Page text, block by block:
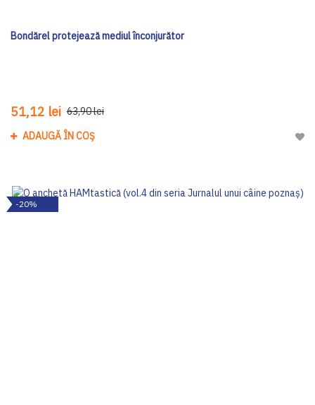
Bondărel protejează mediul înconjurător
51,12 lei 63,90 lei
ADAUGĂ ÎN COȘ
-20%